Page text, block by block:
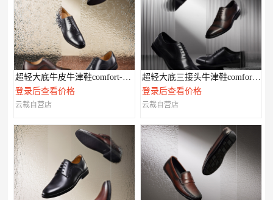
超轻大底牛皮牛津鞋comfort-XL系列
登录后查看价格
云裁自营店
超轻大底三接头牛津鞋comfort-XL系列
登录后查看价格
云裁自营店